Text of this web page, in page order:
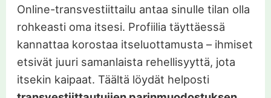
Online-transvestiittailu antaa sinulle tilan olla
rohkeasti oma itsesi. Profiilia täyttäessä
kannattaa korostaa itseluottamusta – ihmiset
etsivät juuri samanlaista rehellisyyttä, jota
itsekin kaipaat. Täältä löydät helposti